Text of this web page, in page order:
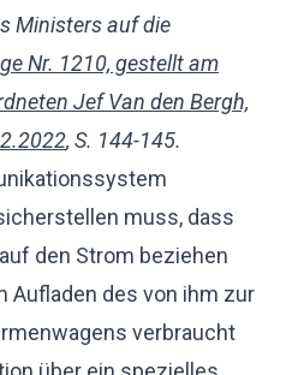
Ministers auf die
Nr. 1210, gestellt am
Jef Van den Bergh,
, S. 144-145.
muss, dass
den Strom beziehen
Aufladen des von ihm zur
verbraucht